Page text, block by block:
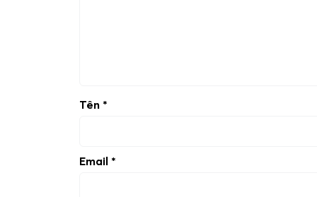
Tên *
Email *